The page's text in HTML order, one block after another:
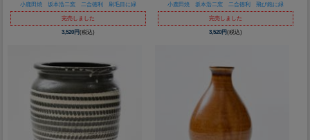
小鹿田焼 坂本浩二窯 二合徳利 刷毛目に緑
完売しました
3,520円(税込)
小鹿田焼 坂本浩二窯 二合徳利 飛び鉋に緑
完売しました
3,520円(税込)